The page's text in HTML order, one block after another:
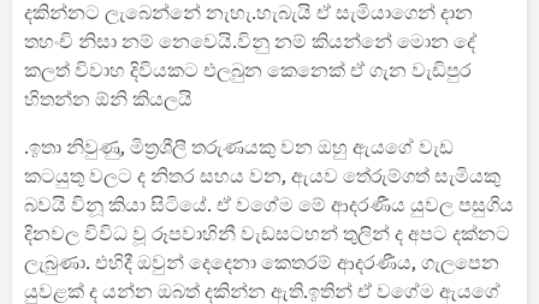
දකින්නට ලැබෙන්නේ නැහැ.හැබැයි ඒ සැමියාගෙන් දාන
තහංචි නිසා නම් නෙවෙයි.විනු නම් කියන්නේ මොන දේ
කලත් විවාහ දිවියකට එලබුන කෙනෙක් ඒ ගැන වැඩිපුර
හිතන්න ඕනි කියලයි
.ඉතා නිවුණු, මිත්‍රශීලී තරුණයකු වන ඔහු ඇයගේ වැඩ
කටයුතු වලට ද නිතර සහය වන, ඇයව තේරුම්ගත් සැමියකු
බවයි විනූ කියා සිටියේ. ඒ වගේම මේ ආදරණීය යුවල පසුගිය
දිනවල විවිධ වූ රූපවාහිනී වැඩසටහන් තුලින් ද අපට දක්නට
ලැබුණා. එහිදී ඔවුන් දෙදෙනා කෙතරම් ආදරණීය, ගැලපෙන
යුවළක් ද යන්න ඔබත් දකින්න ඇති.ඉතින් ඒ වගේම ඇයගේ